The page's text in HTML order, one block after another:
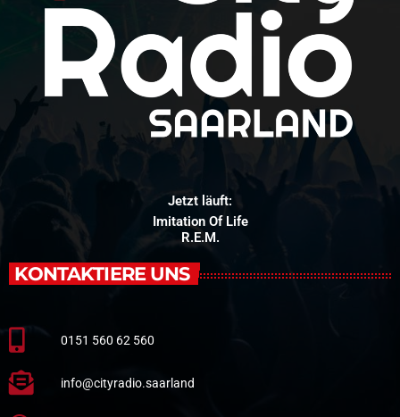
Jetzt läuft:
Imitation Of Life
R.E.M.
KONTAKTIERE UNS
0151 560 62 560
info@cityradio.saarland